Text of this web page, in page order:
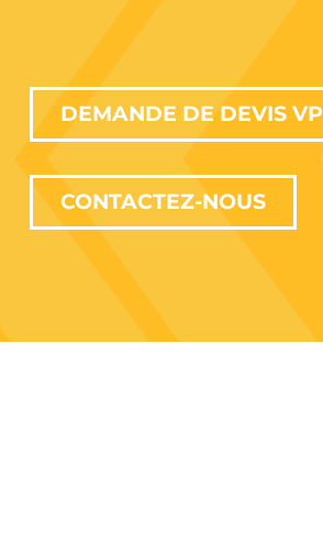
DEMANDE DE DEVIS VP
CONTACTEZ-NOUS